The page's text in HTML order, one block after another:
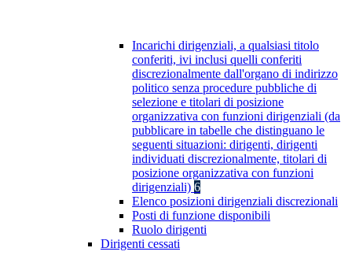
Incarichi dirigenziali, a qualsiasi titolo
conferiti, ivi inclusi quelli conferiti
discrezionalmente dall'organo di indirizzo
politico senza procedure pubbliche di
selezione e titolari di posizione
organizzativa con funzioni dirigenziali (da
pubblicare in tabelle che distinguano le
seguenti situazioni: dirigenti, dirigenti
individuati discrezionalmente, titolari di
posizione organizzativa con funzioni
dirigenziali) 6
Elenco posizioni dirigenziali discrezionali
Posti di funzione disponibili
Ruolo dirigenti
Dirigenti cessati